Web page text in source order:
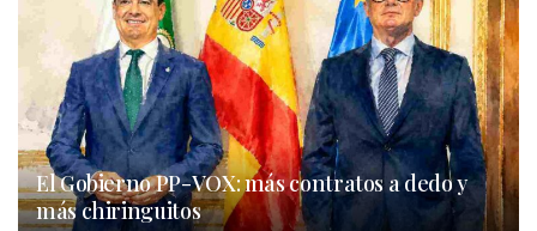
El Gobierno PP-VOX: más contratos a dedo y
más chiringuitos